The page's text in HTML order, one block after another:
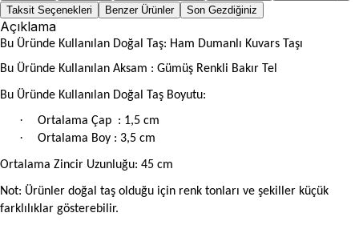
Taksit Seçenekleri
Benzer Ürünler Son Gezdiğiniz
Açıklama
Bu Üründe Kullanılan Doğal Taş: Ham Dumanlı Kuvars Taşı
Bu Üründe Kullanılan Aksam : Gümüş Renkli Bakır Tel
Bu Üründe Kullanılan Doğal Taş Boyutu:
· Ortalama Çap : 1,5 cm
· Ortalama Boy : 3,5 cm
Ortalama Zincir Uzunluğu: 45 cm
Not: Ürünler doğal taş olduğu için renk tonları ve şekiller küçük
farklılıklar gösterebilir.